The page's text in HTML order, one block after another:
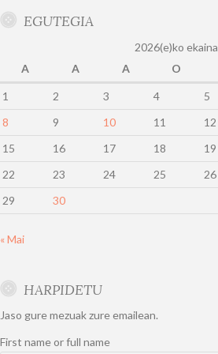
EGUTEGIA
2026(e)ko ekaina
A
A A O
1 2 3 4 5
8
9 10 11 12
15
16 17 18 19
22
23 24 25 26
29
30
« Mai
HARPIDETU
Jaso gure mezuak zure emailean.
First name or full name